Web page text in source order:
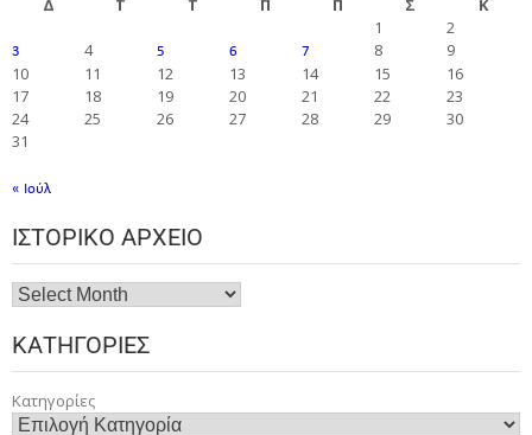
Δ
Τ Τ Π Π Σ
Κ
1
2
3 4 5 6 7 8
9
10
11 12 13 14 15
16
17
18 19 20 21 22
23
24
25 26 27 28 29
30
31
« Ιούλ
ΙΣΤΟΡΙΚΌ ΑΡΧΕΊΟ
ΚΑΤΗΓΟΡΊΕΣ
Κατηγορίες